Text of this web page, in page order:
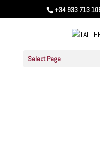
+34 933 713
Select Page